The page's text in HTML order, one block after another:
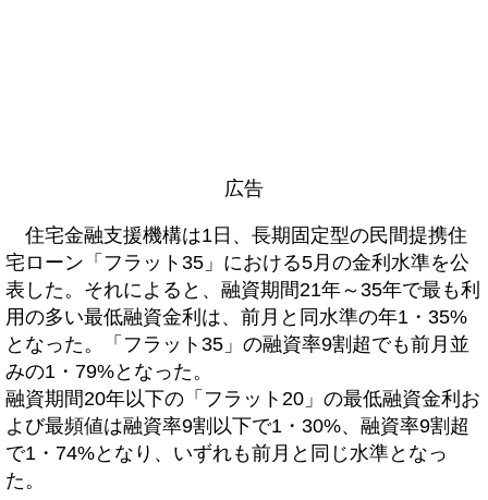
広告
住宅金融支援機構は1日、長期固定型の民間提携住
宅ローン「フラット35」における5月の金利水準を公
表した。それによると、融資期間21年～35年で最も利
用の多い最低融資金利は、前月と同水準の年1・35%
となった。「フラット35」の融資率9割超でも前月並
みの1・79%となった。
融資期間20年以下の「フラット20」の最低融資金利お
よび最頻値は融資率9割以下で1・30%、融資率9割超
で1・74%となり、いずれも前月と同じ水準となっ
た。